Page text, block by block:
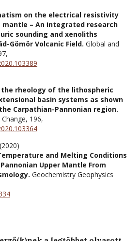
on the electrical resistivity
– An integrated research
sounding and xenoliths
Gömör Volcanic Field. Global and
,
rheology of the lithospheric
basin systems as shown
Carpathian-Pannonian region.
196,
and Melting Conditions
Upper Mantle From
Geochemistry Geophysics